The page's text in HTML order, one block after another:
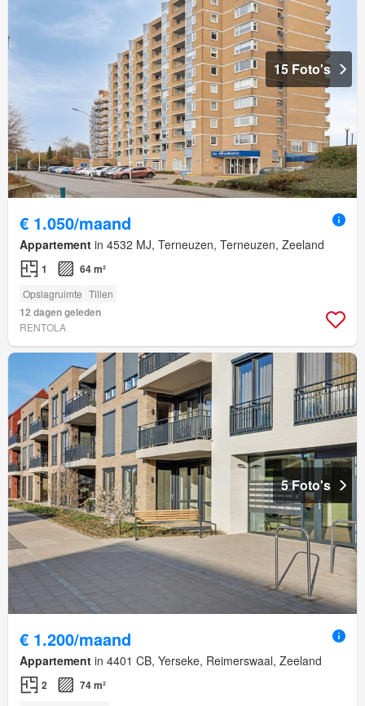
15 Foto's
€ 1.050/maand
Appartement in 4532 MJ, Terneuzen, Terneuzen, Zeeland
1 64 m²
Opslagruimte Tillen
12 dagen geleden
RENTOLA
5 Foto's
€ 1.200/maand
Appartement in 4401 CB, Yerseke, Reimerswaal, Zeeland
2 74 m²